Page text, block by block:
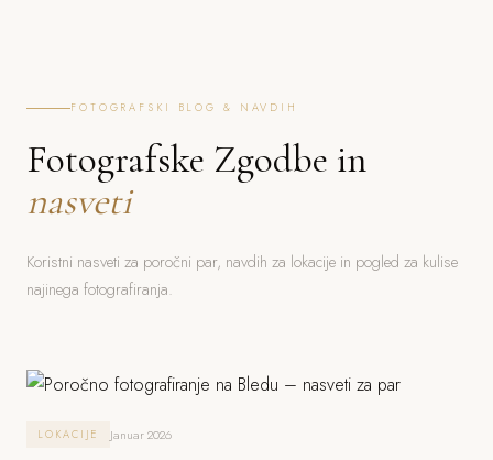
FOTOGRAFSKI BLOG & NAVDIH
Fotografske Zgodbe in
nasveti
Koristni nasveti za poročni par, navdih za lokacije in pogled za kulise
najinega fotografiranja.
LOKACIJE Januar 2026